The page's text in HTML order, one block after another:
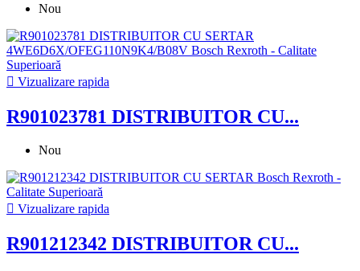
Nou
 Vizualizare rapida
R901023781 DISTRIBUITOR CU...
Nou
 Vizualizare rapida
R901212342 DISTRIBUITOR CU...